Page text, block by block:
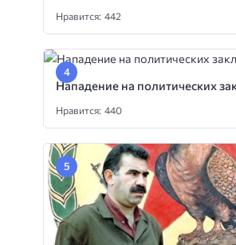
Нравится: 442
Нападение на политических
Нравится: 440